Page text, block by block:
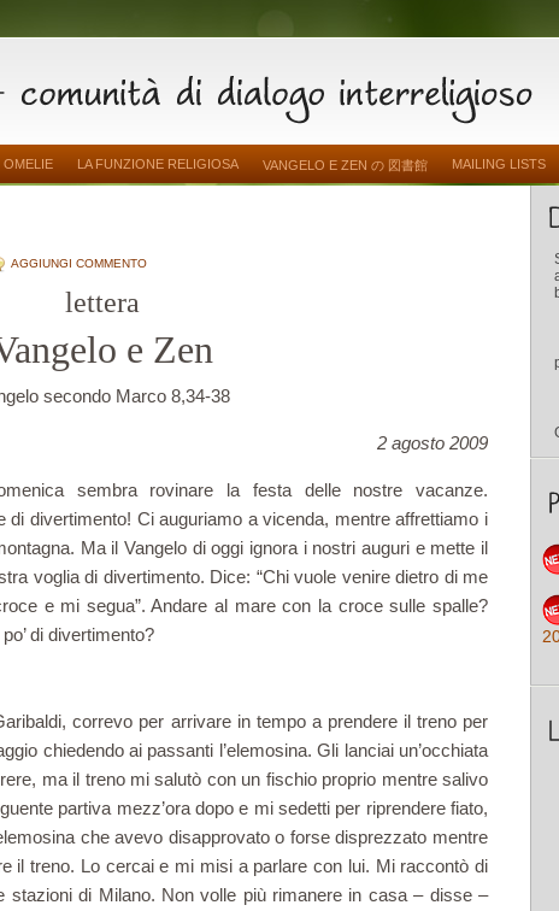
OMELIE LA FUNZIONE RELIGIOSA VANGELO E ZEN の 図書館 MAILING LISTS
AGGIUNGI COMMENTO
lettera
e Zen
secondo Marco 8,34-38
2 agosto 2009
sembra rovinare la festa delle nostre vacanze.
di divertimento! Ci auguriamo a vicenda, mentre affrettiamo i
Ma il Vangelo di oggi ignora i nostri auguri e mette il
voglia di divertimento. Dice: “Chi vuole venire dietro di me
e mi segua”. Andare al mare con la croce sulle spalle?
di divertimento?
correvo per arrivare in tempo a prendere il treno per
chiedendo ai passanti l’elemosina. Gli lanciai un’occhiata
ma il treno mi salutò con un fischio proprio mentre salivo
partiva mezz’ora dopo e mi sedetti per riprendere fiato,
che avevo disapprovato o forse disprezzato mentre
il treno. Lo cercai e mi misi a parlare con lui. Mi raccontò di
stazioni di Milano. Non volle più rimanere in casa – disse –